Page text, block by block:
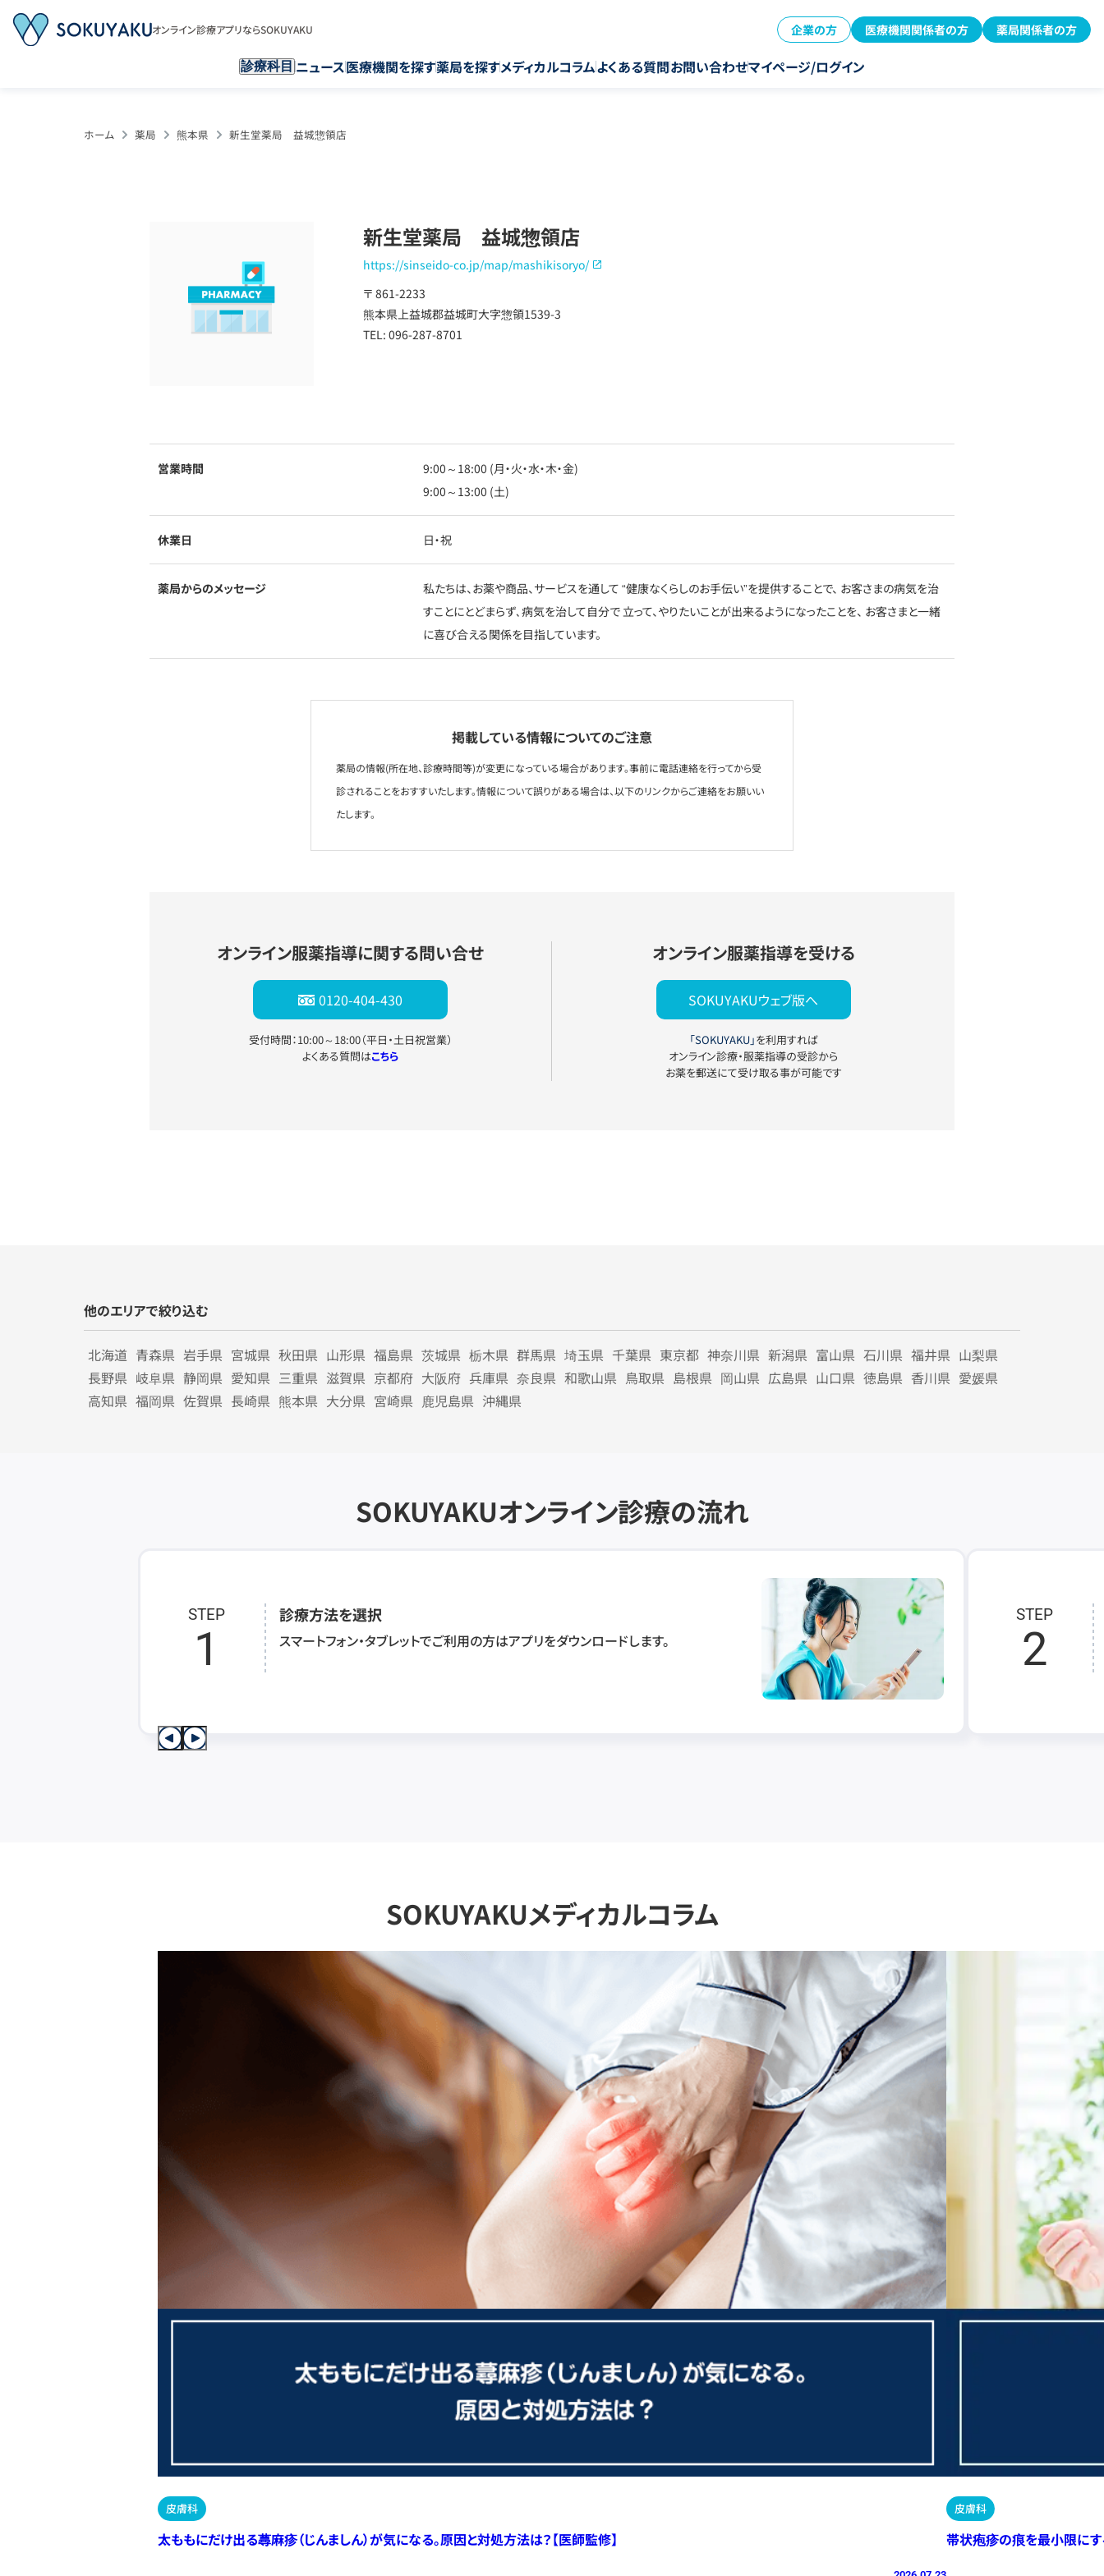
オンライン診療アプリならSOKUYAKU 企業の方 医療機関関係者の方 薬局関係者の方
診療科目 ニュース医療機関を探す薬局を探すメディカルコラムよくある質問お問い合わせマイページ/ログイン
ホーム 薬局 熊本県 新生堂薬局 益城惣領店
新生堂薬局 益城惣領店
https://sinseido-co.jp/map/mashikisoryo/
〒 861-2233
熊本県上益城郡益城町大字惣領1539-3
TEL: 096-287-8701
営業時間
9:00～18:00 (月・火・水・木・金)
9:00～13:00 (土)
休業日 日・祝
薬局からのメッセージ
私たちは、お薬や商品、サービスを通して “健康なくらしのお手伝い”を提供することで、 お客さまの病気を治
すことにとどまらず､病気を治して自分で 立って、やりたいことが出来るようになったことを、 お客さまと一緒
に喜び合える関係を目指しています。
掲載している情報についてのご注意
薬局の情報(所在地、診療時間等)が変更になっている場合があります。事前に電話連絡を行ってから受
診されることをおすすいたします。情報について誤りがある場合は、以下のリンクからご連絡をお願いい
たします。
オンライン服薬指導に関する問い合せ
0120-404-430
受付時間：10:00～18:00（平日・土日祝営業）
よくある質問はこちら
オンライン服薬指導を受ける
SOKUYAKUウェブ版へ
「SOKUYAKU」を利用すれば
オンライン診療・服薬指導の受診から
お薬を郵送にて受け取る事が可能です
他のエリアで絞り込む
北海道 青森県 岩手県 宮城県 秋田県 山形県 福島県 茨城県 栃木県 群馬県 埼玉県 千葉県 東京都 神奈川県 新潟県 富山県 石川県 福井県 山梨県
長野県 岐阜県 静岡県 愛知県 三重県 滋賀県 京都府 大阪府 兵庫県 奈良県 和歌山県 鳥取県 島根県 岡山県 広島県 山口県 徳島県 香川県 愛媛県
高知県 福岡県 佐賀県 長崎県 熊本県 大分県 宮崎県 鹿児島県 沖縄県
SOKUYAKUオンライン診療の流れ
STEP
1
診療方法を選択
スマートフォン・タブレットでご利用の方はアプリをダウンロードします。
STEP
2
SOKUYAKUメディカルコラム
皮膚科
太ももにだけ出る蕁麻疹（じんましん）が気になる。原因と対処方法は？【医師監修】
皮膚科
帯状疱疹の痕を最小限にす